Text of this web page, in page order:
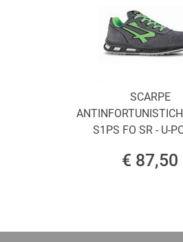
SCARPE
S1PS FO SR - U-
€ 87,50